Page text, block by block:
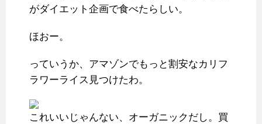
がダイエット企画で食べたらしい。
ほおー。
っていうか、アマゾンでもっと割安なカリフ
ラワーライス見つけたわ。
これいいじゃんない、オーガニックだし。買